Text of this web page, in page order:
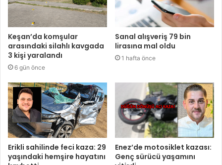
Keşan’da komşular
arasındaki silahlı kavgada
3 kişi yaralandı
6 gün önce
Sanal alışveriş 79 bin
lirasına mal oldu
1 hafta önce
Erikli sahilinde feci kaza: 29
yaşındaki hemşire hayatını
Enez’de motosiklet kazası:
Genç sürücü yaşamını